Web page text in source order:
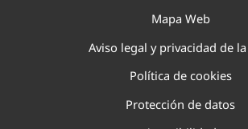
Mapa Web
Aviso legal y privacidad de
Política de cookies
Protección de datos